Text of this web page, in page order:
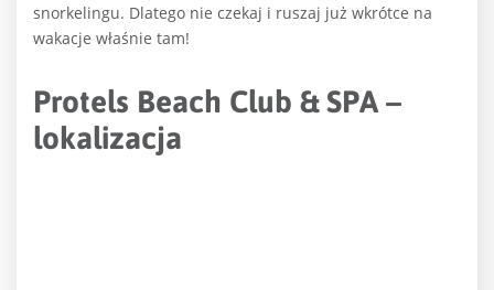
snorkelingu. Dlatego nie czekaj i ruszaj już wkrótce na
wakacje właśnie tam!
Protels Beach Club & SPA –
lokalizacja